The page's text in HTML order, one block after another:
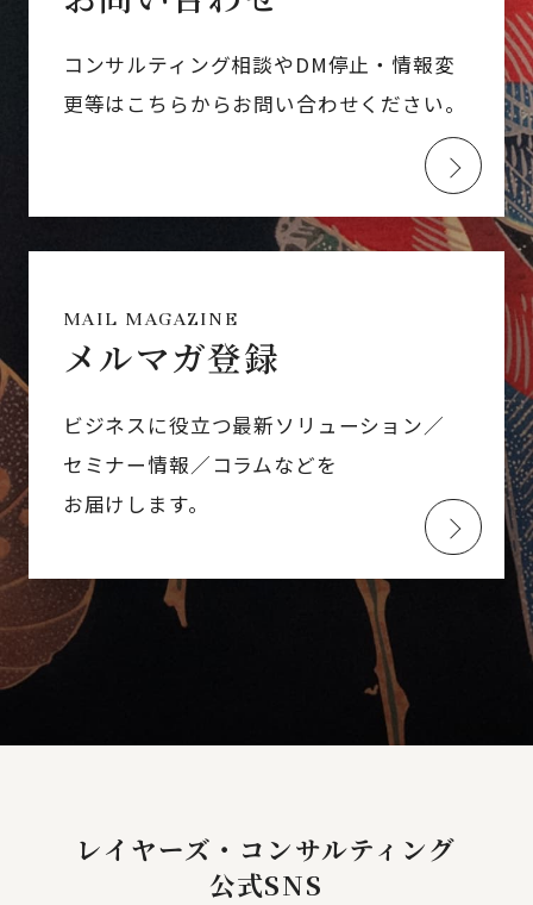
コンサルティング相談やDM停止・情報変
更等はこちらからお問い合わせください。
MAIL MAGAZINE
メルマガ登録
ビジネスに役立つ最新ソリューション／
セミナー情報／コラムなどを
お届けします。
レイヤーズ・コンサルティング
公式SNS